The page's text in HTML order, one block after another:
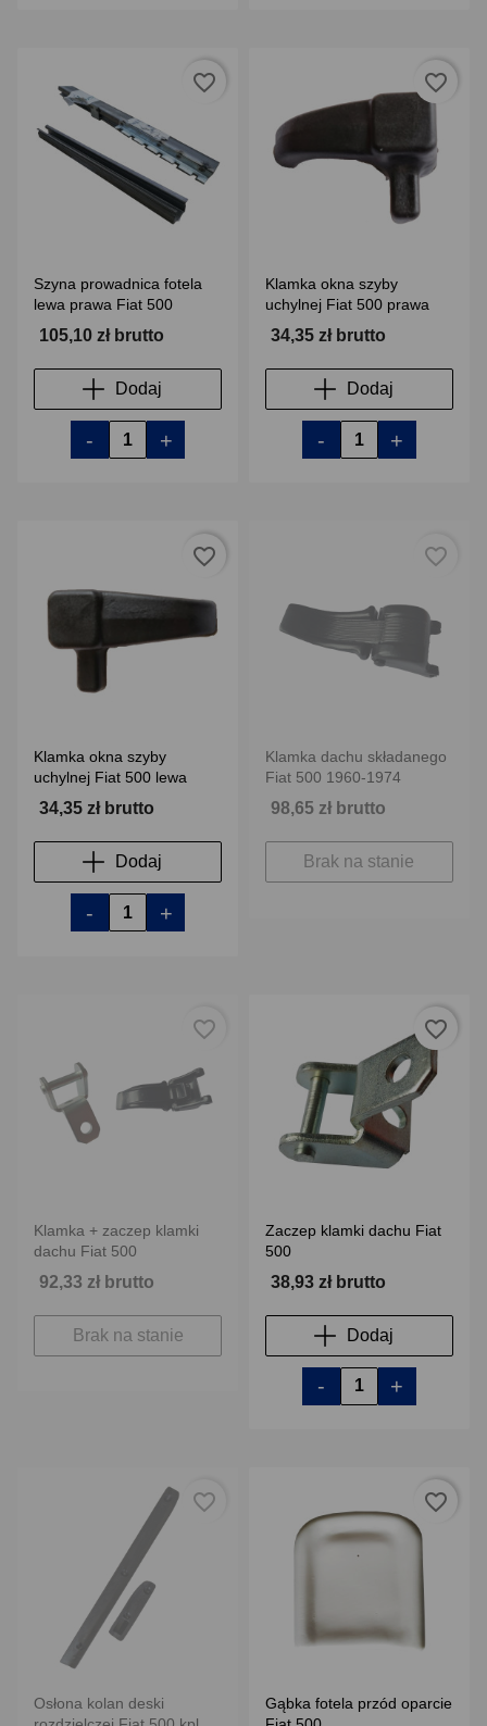
Szyna prowadnica fotela
lewa prawa Fiat 500
105,10 zł brutto
Dodaj
- +
favorite_border
Klamka okna szyby
uchylnej Fiat 500 prawa
34,35 zł brutto
Dodaj
- +
favorite_border
Klamka okna szyby
uchylnej Fiat 500 lewa
34,35 zł brutto
Dodaj
- +
favorite_border
Klamka dachu składanego
Fiat 500 1960-1974
98,65 zł brutto
Brak na stanie
favorite_border
Klamka + zaczep klamki
dachu Fiat 500
92,33 zł brutto
Brak na stanie
favorite_border
Zaczep klamki dachu Fiat
500
38,93 zł brutto
Dodaj
- +
favorite_border
Osłona kolan deski
favorite_border
Gąbka fotela przód oparcie
favorite_border